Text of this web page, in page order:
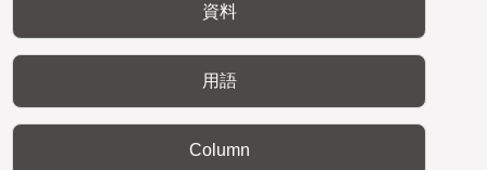
資料
用語
Column